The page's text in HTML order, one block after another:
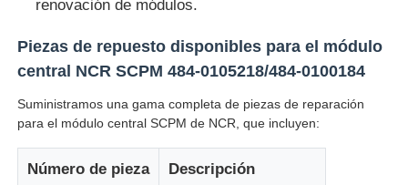
Sortador de billetes
contador de la cuenta
Impresora de la tarjeta
renovación de módulos.
Piezas de repuesto disponibles para el módulo
central NCR SCPM 484-0105218/484-0100184
Suministramos una gama completa de piezas de reparación
para el módulo central SCPM de NCR, que incluyen:
Número de pieza Descripción